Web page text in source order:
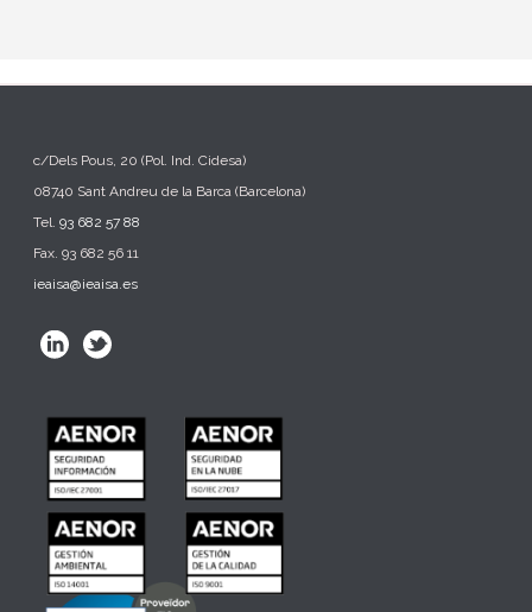
c/Dels Pous, 20 (Pol. Ind. Cidesa)
08740 Sant Andreu de la Barca (Barcelona)
Tel.93 682 57 88
Fax. 93 682 56 11
ieaisa@ieaisa.es